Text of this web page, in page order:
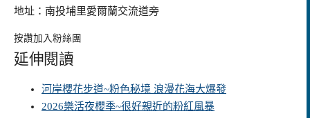
地址：南投埔里愛爾蘭交流道旁
按讚加入粉絲團
延伸閱讀
河岸櫻花步道~粉色秘境 浪漫花海大爆發
2026樂活夜櫻季~很好親近的粉紅風暴